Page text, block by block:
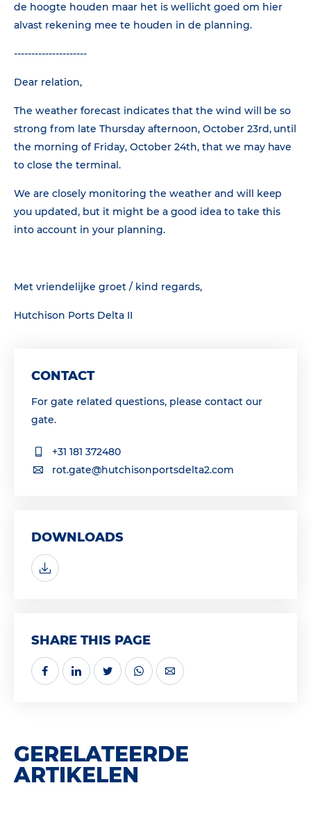
de hoogte houden maar het is wellicht goed om hier
alvast rekening mee te houden in de planning.
---------------------
Dear relation,
The weather forecast indicates that the wind will be so
strong from late Thursday afternoon, October 23rd, until
the morning of Friday, October 24th, that we may have
to close the terminal.
We are closely monitoring the weather and will keep
you updated, but it might be a good idea to take this
into account in your planning.
Met vriendelijke groet / kind regards,
Hutchison Ports Delta II
CONTACT
For gate related questions, please contact our
gate.
+31 181 372480
rot.gate@hutchisonportsdelta2.com
DOWNLOADS
SHARE THIS PAGE
GERELATEERDE
ARTIKELEN